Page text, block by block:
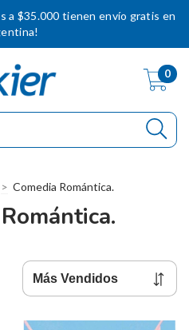
a $35.000 tienen envío gratis en
0
> Comedia Romántica.